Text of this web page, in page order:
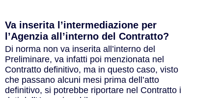
Va inserita l’intermediazione per
l’Agenzia all’interno del Contratto?
Di norma non va inserita all’interno del
Preliminare, va infatti poi menzionata nel
Contratto definitivo, ma in questo caso, visto
che passano alcuni mesi prima dell’atto
definitivo, si potrebbe riportare nel Contratto i